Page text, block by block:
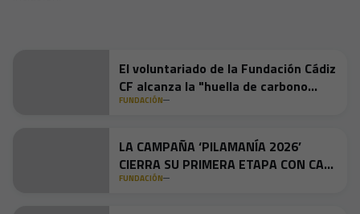
El voluntariado de la Fundación Cádiz
CF alcanza la "huella de carbono
cero" gracias a Pilamanía 2026
FUNDACIÓN
LA CAMPAÑA ‘PILAMANÍA 2026’
CIERRA SU PRIMERA ETAPA CON CASI
560 KILOS DE PILAS RECOGIDOS Y UN
FUNDACIÓN